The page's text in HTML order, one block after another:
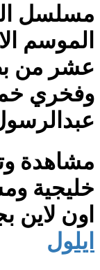
مسلسل
عشر من
وفخري
مشاهدة
اون لاين
ايلول